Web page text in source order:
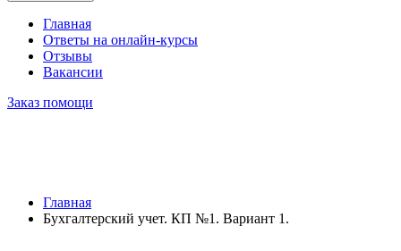
Главная
Ответы на онлайн-курсы
Отзывы
Вакансии
Заказ помощи
Главная
Бухгалтерский учет. КП №1. Вариант 1.